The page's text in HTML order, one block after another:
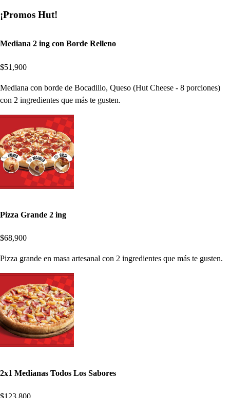
¡Promos Hut!
Mediana 2 ing con Borde Relleno
$51,900
Mediana con borde de Bocadillo, Queso (Hut Cheese - 8 porciones)
con 2 ingredientes que más te gusten.
Pizza Grande 2 ing
$68,900
Pizza grande en masa artesanal con 2 ingredientes que más te gusten.
2x1 Medianas Todos Los Sabores